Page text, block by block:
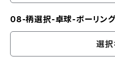
08-柄選択-卓球-ボーリング
選択